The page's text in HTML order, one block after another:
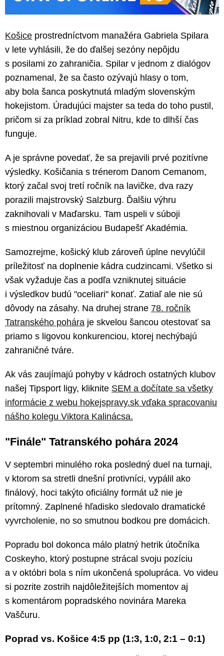
Košice prostredníctvom manažéra Gabriela Spilara
v lete vyhlásili, že do ďalšej sezóny nepôjdu
s posilami zo zahraničia. Spilar v jednom z dialógov
poznamenal, že sa často ozývajú hlasy o tom,
aby bola šanca poskytnutá mladým slovenským
hokejistom. Úradujúci majster sa teda do toho pustil,
pričom si za príklad zobral Nitru, kde to dlhší čas
funguje.
A je správne povedať, že sa prejavili prvé pozitívne
výsledky. Košičania s trénerom Danom Cemanom,
ktorý začal svoj tretí ročník na lavičke, dva razy
porazili majstrovský Salzburg. Ďalšiu výhru
zaknihovali v Maďarsku. Tam uspeli v súboji
s miestnou organizáciou Budapešť Akadémia.
Samozrejme, košický klub zároveň úplne nevylúčil
príležitosť na doplnenie kádra cudzincami. Všetko si
však vyžaduje čas a podľa vzniknutej situácie
i výsledkov budú "oceliari" konať. Zatiaľ ale nie sú
dôvody na zásahy. Na druhej strane 78. ročník
Tatranského pohára je skvelou šancou otestovať sa
priamo s ligovou konkurenciou, ktorej nechýbajú
zahraničné tváre.
Ak vás zaujímajú pohyby v kádroch ostatných klubov
našej Tipsport ligy, kliknite SEM a dočítate sa všetky
informácie z webu hokejspravy.sk vďaka spracovaniu
nášho kolegu Viktora Kalinácsa.
"Finále" Tatranského pohára 2024
V septembri minulého roka posledný duel na turnaji,
v ktorom sa stretli dnešní protivníci, vypálil ako
finálový, hoci takýto oficiálny formát už nie je
prítomný. Zaplnené hľadisko sledovalo dramatické
vyvrcholenie, no so smutnou bodkou pre domácich.
Popradu bol dokonca málo platný hetrik útočníka
Coskeyho, ktorý postupne strácal svoju pozíciu
a v októbri bola s ním ukončená spolupráca. Vo videu
si pozrite zostrih najdôležitejších momentov aj
s komentárom popradského novinára Mareka
Vaščuru.
Poprad vs. Košice 4:5 pp (1:3, 1:0, 2:1 – 0:1)